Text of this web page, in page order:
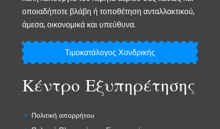
οποιαδήποτε βλάβη ή τοποθέτηση ανταλλακτικού,
άμεσα, οικονομικά και υπεύθυνα.
Τιμοκατάλογος Χονδρικής
Κέντρο Εξυπηρέτησης
Πολιτική απορρήτου